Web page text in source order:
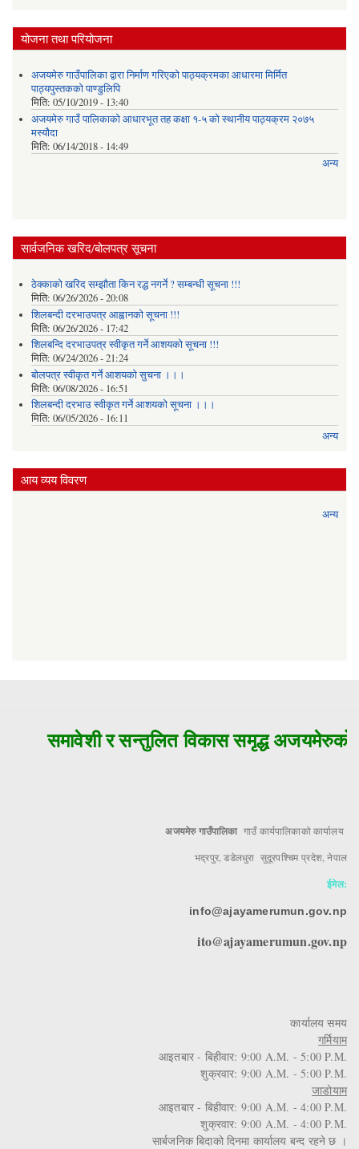
योजना तथा परियोजना
अजयमेरु गाउँपालिका द्वारा निर्माण गरिएको पाठ्यक्रमका आधारमा मिर्मित
पाठ्यपुस्तकको पाण्डुलिपि
मिति: 05/10/2019 - 13:40
अजयमेरु गाउँ पालिकाको आधारभूत तह कक्षा १-५ को स्थानीय पाठ्यक्रम २०७५
मस्यौदा
मिति: 06/14/2018 - 14:49
अन्य
सार्वजनिक खरिद/बोलपत्र सूचना
ठेक्काको खरिद सम्झौता किन रद्ध नगर्ने ? सम्बन्धी सूचना !!!
मिति: 06/26/2026 - 20:08
शिलबन्दी दरभाउपत्र आह्वानको सूचना !!!
मिति: 06/26/2026 - 17:42
शिलबन्दि दरभाउपत्र स्वीकृत गर्ने आशयकाे सूचना !!!
मिति: 06/24/2026 - 21:24
बोलपत्र स्वीकृत गर्ने आशयको सुचना ।।।
मिति: 06/08/2026 - 16:51
शिलबन्दी दरभाउ स्वीकृत गर्ने आशयको सूचना ।।।
मिति: 06/05/2026 - 16:11
अन्य
आय व्यय विवरण
अन्य
समावेशी र सन्तुलित विकास समृद्ध अजयमेरुको
अजयमेरु गाउँपालिका गाउँ कार्यपालिकाको कार्यालय
भद्रपुर, डडेलधुरा सुदूरपश्चिम प्रदेश, नेपाल
ईमेल:
info@ajayamerumun.gov.np
ito@ajayamerumun.gov.np
कार्यालय समय
गर्मियाम
आइतबार - बिहीवार: 9:00 A.M. - 5:00 P.M.
शुक्रवार: 9:00 A.M. - 5:00 P.M.
जाडोयाम
आइतबार - बिहीवार: 9:00 A.M. - 4:00 P.M.
शुक्रवार: 9:00 A.M. - 4:00 P.M.
सार्बजनिक बिदाको दिनमा कार्यालय बन्द रहने छ ।